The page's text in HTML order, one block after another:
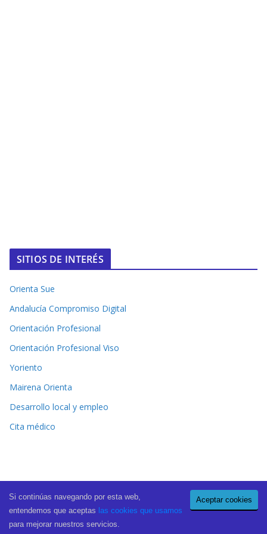
SITIOS DE INTERÉS
Orienta Sue
Andalucía Compromiso Digital
Orientación Profesional
Orientación Profesional Viso
Yoriento
Mairena Orienta
Desarrollo local y empleo
Cita médico
Copyright © 2026 El Periódico de Mairena
. All rights reserved.
Theme:
ColorMag Pro by ThemeGrill. Powered by
Aceptar cookies
Si continúas navegando por esta web,
entendemos que aceptas las cookies que usamos
para mejorar nuestros servicios.